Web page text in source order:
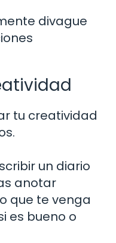
divague
tu creatividad
un diario
anotar
que te venga
es bueno o